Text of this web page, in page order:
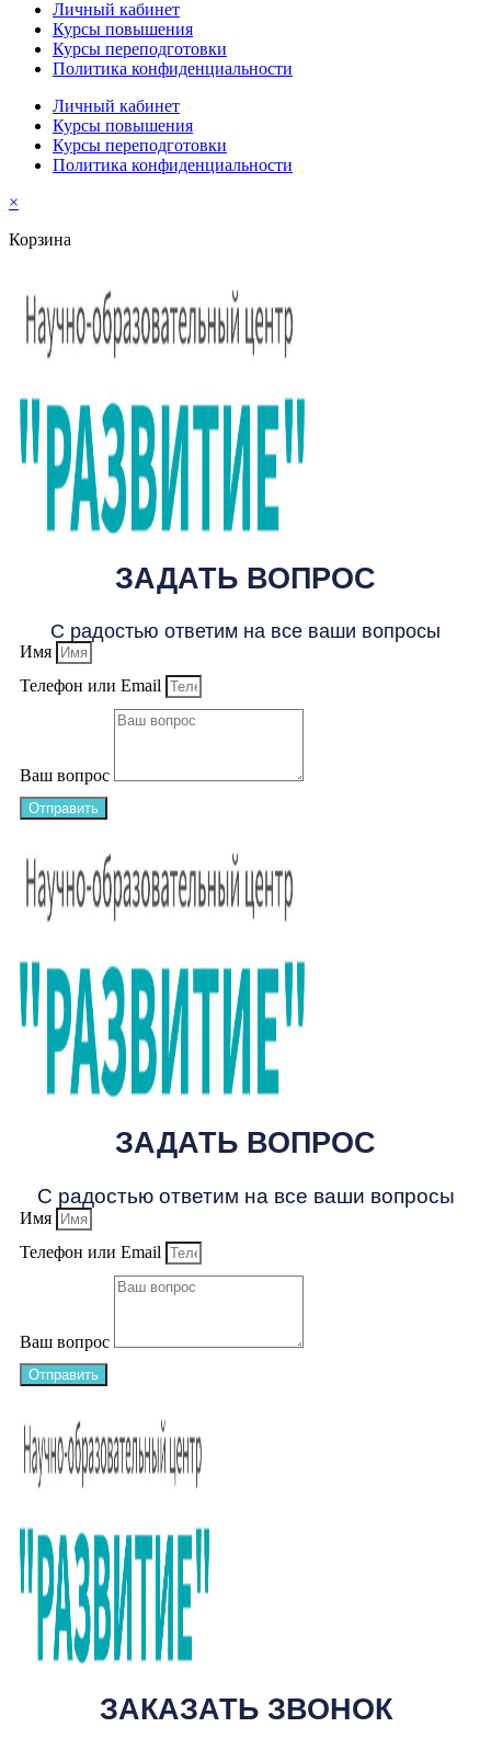
Личный кабинет
Курсы повышения
Курсы переподготовки
Политика конфиденциальности
Личный кабинет
Курсы повышения
Курсы переподготовки
Политика конфиденциальности
×
Корзина
ЗАДАТЬ ВОПРОС
С радостью ответим на все ваши вопросы
Имя
Телефон или Email
Ваш вопрос
Отправить
ЗАДАТЬ ВОПРОС
С радостью ответим на все ваши вопросы
Имя
Телефон или Email
Ваш вопрос
Отправить
ЗАКАЗАТЬ ЗВОНОК